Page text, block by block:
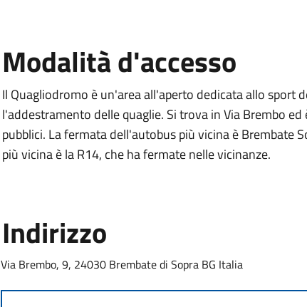
Modalità d'accesso
Il Quagliodromo è un'area all'aperto dedicata allo sport
l'addestramento delle quaglie. Si trova in Via Brembo
pubblici. La fermata dell'autobus più vicina è Brembate
più vicina è la R14, che ha fermate nelle vicinanze​.
Indirizzo
Via Brembo, 9, 24030 Brembate di Sopra BG Italia